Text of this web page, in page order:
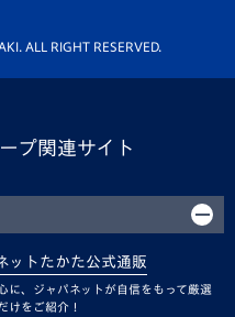
ALL RIGHT RESERVED.
プ関連サイト
ットたかた公式通販
に、ジャパネットが自信をもって厳選
けをご紹介！